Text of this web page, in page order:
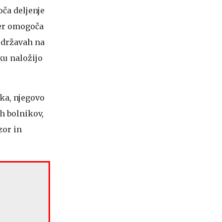
deljenje
omogoča
na
naložijo
njegovo
bolnikov,
in